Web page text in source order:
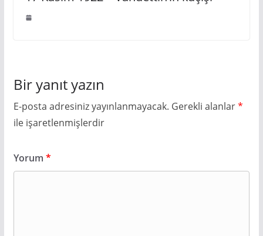
Bir yanıt yazın
E-posta adresiniz yayınlanmayacak. Gerekli alanlar*
ile işaretlenmişlerdir
Yorum *